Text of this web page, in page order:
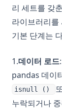
리 세트를 갖
라이브러리
기본 단계는
1.데이터 로드
pandas 데이
isnull ()
누락되거나